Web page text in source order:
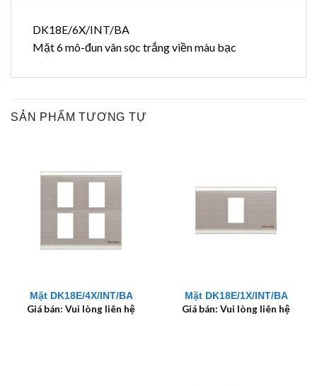
DK18E/6X/INT/BA
Mặt 6 mô-đun vân sọc trắng viền màu bạc
SẢN PHẨM TƯƠNG TỰ
Mặt DK18E/4X/INT/BA
Giá bán: Vui lòng liên hệ
Mặt DK18E/1X/INT/BA
Giá bán: Vui lòng liên hệ